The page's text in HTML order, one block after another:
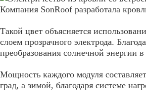
Компания SonRoof разработала
Такой цвет объясняется
слоем прозрачного электрода.
преобразования солнечной энергии в
Мощность каждого модуля
град, а зимой, благодаря системе